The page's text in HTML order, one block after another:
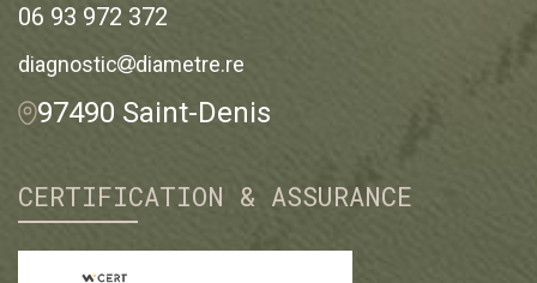
06 93 972 372
diagnostic diametre.re
97490 Saint-Denis
CERTIFICATION & ASSURANCE